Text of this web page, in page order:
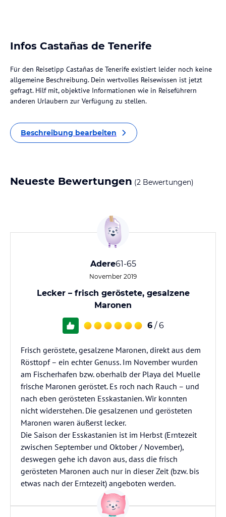
Infos Castañas de Tenerife
Für den Reisetipp Castañas de Tenerife existiert leider noch keine
allgemeine Beschreibung. Dein wertvolles Reisewissen ist jetzt
gefragt. Hilf mit, objektive Informationen wie in Reiseführern
anderen Urlaubern zur Verfügung zu stellen.
Beschreibung bearbeiten
Neueste Bewertungen (2 Bewertungen)
Adere61-65
November 2019
Lecker – frisch geröstete, gesalzene
Maronen
6 / 6
Frisch geröstete, gesalzene Maronen, direkt aus dem
Rösttopf – ein echter Genuss. Im November wurden
am Fischerhafen bzw. oberhalb der Playa del Muelle
frische Maronen geröstet. Es roch nach Rauch – und
nach eben gerösteten Esskastanien. Wir konnten
nicht widerstehen. Die gesalzenen und gerösteten
Maronen waren äußerst lecker.
Die Saison der Esskastanien ist im Herbst (Erntezeit
zwischen September und Oktober / November),
deswegen gehe ich davon aus, dass die frisch
gerösteten Maronen auch nur in dieser Zeit (bzw. bis
etwas nach der Erntezeit) angeboten werden.